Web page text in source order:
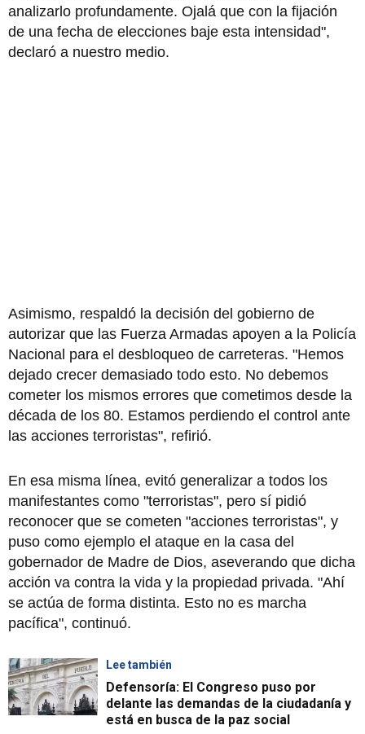
analizarlo profundamente. Ojalá que con la fijación
de una fecha de elecciones baje esta intensidad",
declaró a nuestro medio.
Asimismo, respaldó la decisión del gobierno de
autorizar que las Fuerza Armadas apoyen a la Policía
Nacional para el desbloqueo de carreteras. "Hemos
dejado crecer demasiado todo esto. No debemos
cometer los mismos errores que cometimos desde la
década de los 80. Estamos perdiendo el control ante
las acciones terroristas", refirió.
En esa misma línea, evitó generalizar a todos los
manifestantes como "terroristas", pero sí pidió
reconocer que se cometen "acciones terroristas", y
puso como ejemplo el ataque en la casa del
gobernador de Madre de Dios, aseverando que dicha
acción va contra la vida y la propiedad privada. "Ahí
se actúa de forma distinta. Esto no es marcha
pacífica", continuó.
Lee también
Defensoría: El Congreso puso por
delante las demandas de la ciudadanía y
está en busca de la paz social